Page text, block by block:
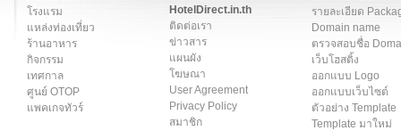
โรงแรม
แหล่งท่องเที่ยว
ร้านอาหาร
กิจกรรม
เทศกาล
ศูนย์ OTOP
แพคเกจทัวร์
HotelDirect.in.th
ติดต่อเรา
ข่าวสาร
แผนผัง
โฆษณา
User Agreement
Privacy Policy
สมาชิก
รายละเอียด
Domain name
ตรวจสอบชื่อ
เว็บโฮสติ้ง
ออกแบบ Logo
ออกแบบเว็บไซต์
ตัวอย่าง Template
Template มาใหม่